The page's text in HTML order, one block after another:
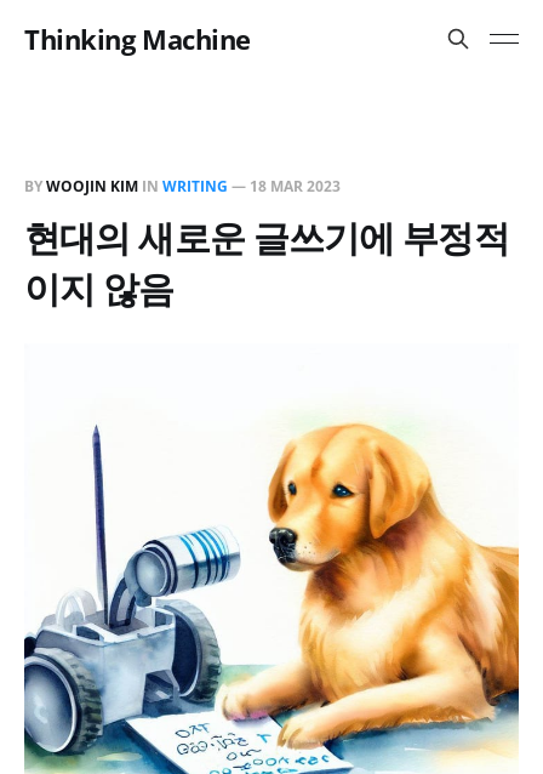
Thinking Machine
BYWOOJIN KIM IN WRITING — 18 MAR 2023
현대의 새로운 글쓰기에 부정적
이지 않음